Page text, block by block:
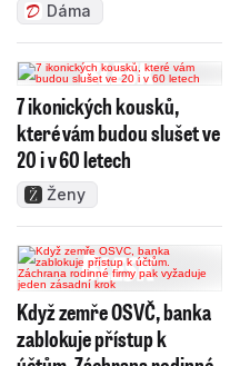
Dáma
7 ikonických kousků,
které vám budou slušet ve
20 i v 60 letech
Ženy
Když zemře OSVČ, banka
zablokuje přístup k